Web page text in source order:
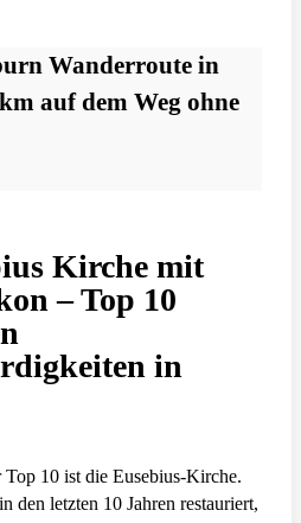
Wanderroute in
auf dem Weg ohne
Kirche mit
– Top 10
in
Top 10 ist die Eusebius-Kirche.
den letzten 10 Jahren restauriert,